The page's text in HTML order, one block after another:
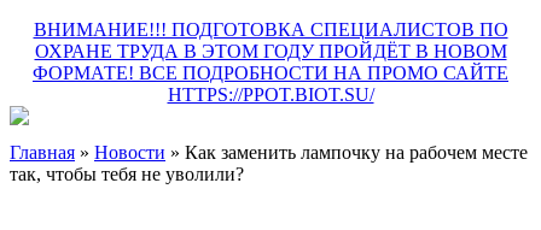
ВНИМАНИЕ!!! ПОДГОТОВКА СПЕЦИАЛИСТОВ ПО
ОХРАНЕ ТРУДА В ЭТОМ ГОДУ ПРОЙДЁТ В НОВОМ
ФОРМАТЕ! ВСЕ ПОДРОБНОСТИ НА ПРОМО САЙТЕ
HTTPS://PPOT.BIOT.SU/
Главная » Новости » Как заменить лампочку на рабочем месте
так, чтобы тебя не уволили?